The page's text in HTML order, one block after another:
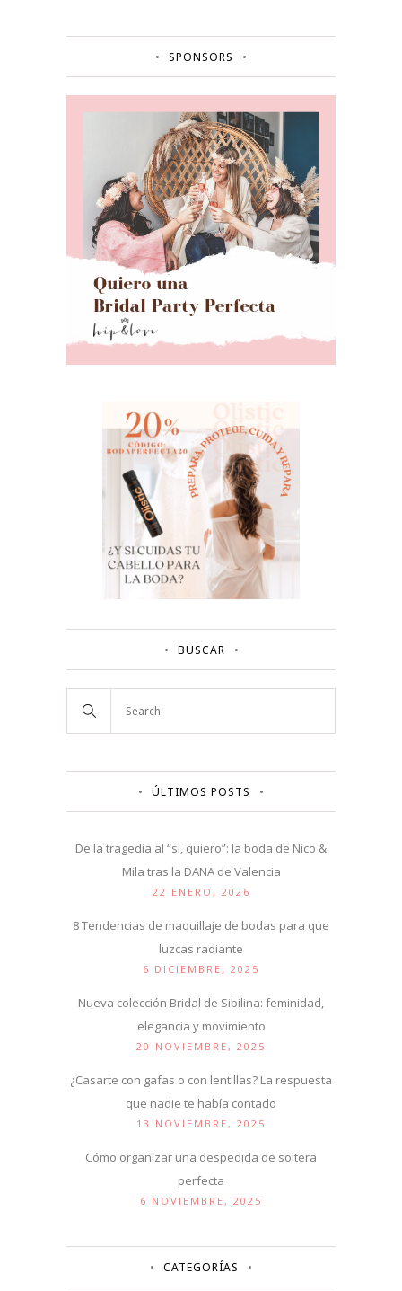
SPONSORS
BUSCAR
ÚLTIMOS POSTS
De la tragedia al “sí, quiero”: la boda de Nico &
Mila tras la DANA de Valencia
22 ENERO, 2026
8 Tendencias de maquillaje de bodas para que
luzcas radiante
6 DICIEMBRE, 2025
Nueva colección Bridal de Sibilina: feminidad,
elegancia y movimiento
20 NOVIEMBRE, 2025
¿Casarte con gafas o con lentillas? La respuesta
que nadie te había contado
13 NOVIEMBRE, 2025
Cómo organizar una despedida de soltera
perfecta
6 NOVIEMBRE, 2025
CATEGORÍAS